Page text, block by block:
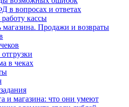
в вопросах и ответах
кассы
магазина. Продажи и возвраты
в чеках
и магазина: что они умеют